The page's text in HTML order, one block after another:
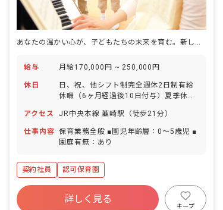
あなたの温かい心が、子どもたちの未来を育む。新しい一歩をここで踏み出しませんか？
給与 月給170,000円 ~ 250,000円
休日
日、祝、他シフト制完全週休2日制有給
休暇（6ヶ月経過後10日付与）夏季休暇
アクセス
JR中央本線 韮崎駅（徒歩21分）
仕事内容 保育業務全般 ■園児年齢層：0～5歳児 ■
園庭有無：あり
契約社員 認可保育園
詳しく見る
キープ